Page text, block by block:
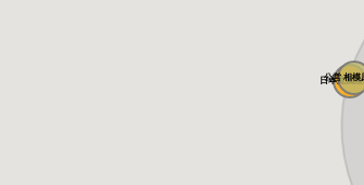
日本庭園
公営 相模